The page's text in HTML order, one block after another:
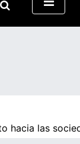
hacia las